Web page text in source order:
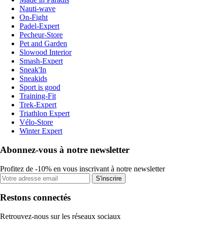
Nauti-wave
On-Fight
Padel-Expert
Pecheur-Store
Pet and Garden
Slowood Interior
Smash-Expert
Sneak'In
Sneakids
Sport is good
Training-Fit
Trek-Expert
Triathlon Expert
Vélo-Store
Winter Expert
Abonnez-vous à notre newsletter
Profitez de -10% en vous inscrivant à notre newsletter
S'inscrire
Restons connectés
Retrouvez-nous sur les réseaux sociaux